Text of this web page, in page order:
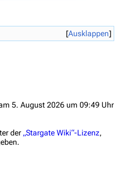
Ausklappen
5. August 2026 um 09:49 Uhr
der „Stargate Wiki“-Lizenz,